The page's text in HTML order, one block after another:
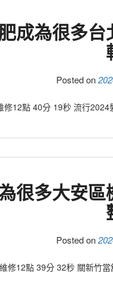
成為很多
Posted on
修12點 40分 19秒 流行
很多大安
Posted on
修12點 39分 32秒 關新竹